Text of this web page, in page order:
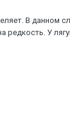
В данном
редкость. У